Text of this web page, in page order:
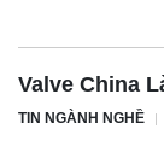
Valve China
TIN NGÀNH NGHỀ